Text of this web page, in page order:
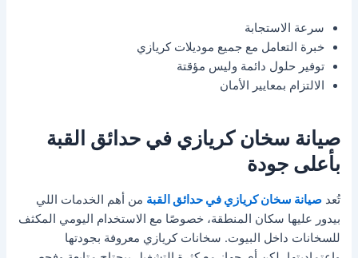
سرعة الاستجابة
خبرة التعامل مع جميع موديلات كريازي
توفير حلول دائمة وليس مؤقتة
الالتزام بمعايير الأمان
صيانة سخان كريازي في حدائق القبة
بأعلى جودة
تُعدصيانة سخان كريازي في حدائق القبة من أهم الخدمات اللي
بيدور عليها سكان المنطقة، خصوصًا مع الاستخدام اليومي المكثف
للسخانات داخل البيوت. سخانات كريازي معروفة بجودتها